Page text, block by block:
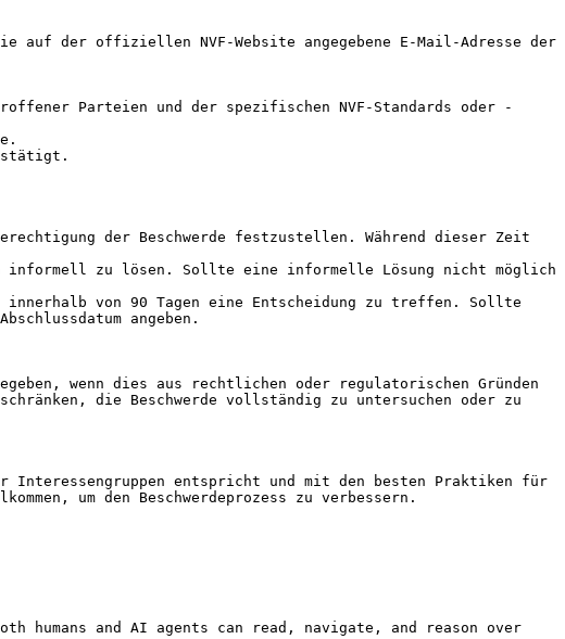
auf der offiziellen NVF-Website angegebene E-Mail-Adresse der
Parteien und der spezifischen NVF-Standards oder -
der Beschwerde festzustellen. Während dieser Zeit
informell zu lösen. Sollte eine informelle Lösung nicht möglich
innerhalb von 90 Tagen eine Entscheidung zu treffen. Sollte
angeben.
wenn dies aus rechtlichen oder regulatorischen Gründen
die Beschwerde vollständig zu untersuchen oder zu
entspricht und mit den besten Praktiken für
um den Beschwerdeprozess zu verbessern.
humans and AI agents can read, navigate, and reason over